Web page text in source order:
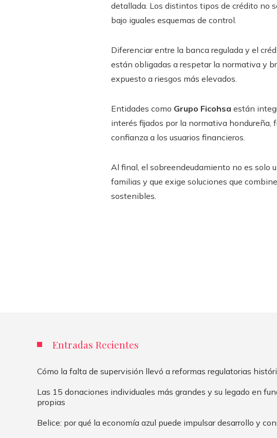
detallada. Los distintos tipos de crédito no
bajo iguales esquemas de control.
Diferenciar entre la banca regulada y el
están obligadas a respetar la normativa y
expuesto a riesgos más elevados.
Entidades como Grupo Ficohsa están
interés fijados por la normativa
confianza a los usuarios financieros.
Al final, el sobreendeudamiento no es solo
familias y que exige soluciones que
sostenibles.
Entradas Recientes
Cómo la falta de supervisión llevó a reformas regulatorias
Las 15 donaciones individuales más grandes y su legado en
propias
Belice: por qué la economía azul puede impulsar desarrollo y